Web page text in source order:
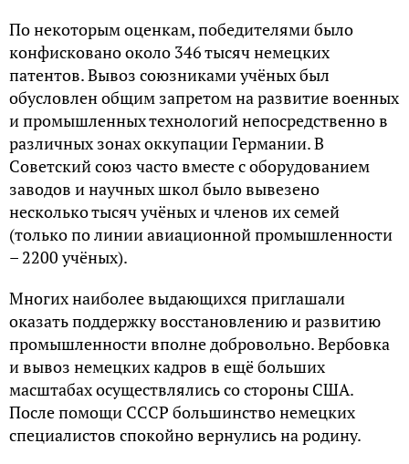
По некоторым оценкам, победителями было
конфисковано около 346 тысяч немецких
патентов. Вывоз союзниками учёных был
обусловлен общим запретом на развитие военных
и промышленных технологий непосредственно в
различных зонах оккупации Германии. В
Советский союз часто вместе с оборудованием
заводов и научных школ было вывезено
несколько тысяч учёных и членов их семей
(только по линии авиационной промышленности
– 2200 учёных).
Многих наиболее выдающихся приглашали
оказать поддержку восстановлению и развитию
промышленности вполне добровольно. Вербовка
и вывоз немецких кадров в ещё больших
масштабах осуществлялись со стороны США.
После помощи СССР большинство немецких
специалистов спокойно вернулись на родину.